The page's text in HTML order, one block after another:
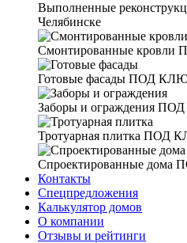
Выполненные
Челябинске
Смонтированные кровли
Готовые фасады ПОД
Заборы и ограждения ПОД
Тротуарная плитка ПОД
Спроектированные дома
Контакты
Спецпредложения
Калькулятор домов
О компании
Отзывы и рейтинги